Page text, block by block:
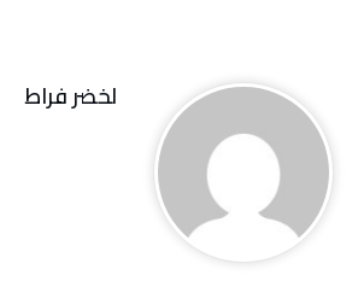
لخضر فراط